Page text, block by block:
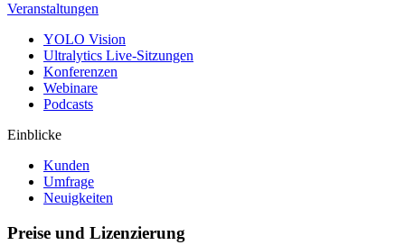
Veranstaltungen
YOLO Vision
Ultralytics Live-Sitzungen
Konferenzen
Webinare
Podcasts
Einblicke
Kunden
Umfrage
Neuigkeiten
Preise und Lizenzierung